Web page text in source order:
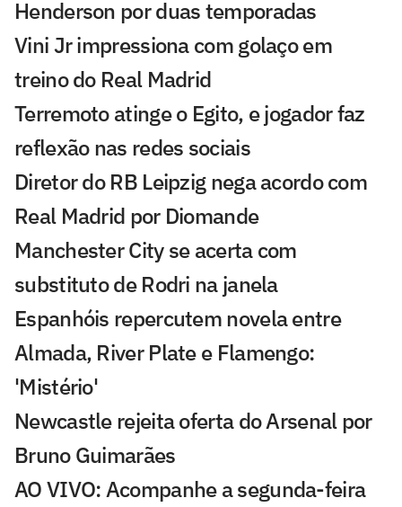
Henderson por duas temporadas
Vini Jr impressiona com golaço em
treino do Real Madrid
Terremoto atinge o Egito, e jogador faz
reflexão nas redes sociais
Diretor do RB Leipzig nega acordo com
Real Madrid por Diomande
Manchester City se acerta com
substituto de Rodri na janela
Espanhóis repercutem novela entre
Almada, River Plate e Flamengo:
'Mistério'
Newcastle rejeita oferta do Arsenal por
Bruno Guimarães
AO VIVO: Acompanhe a segunda-feira